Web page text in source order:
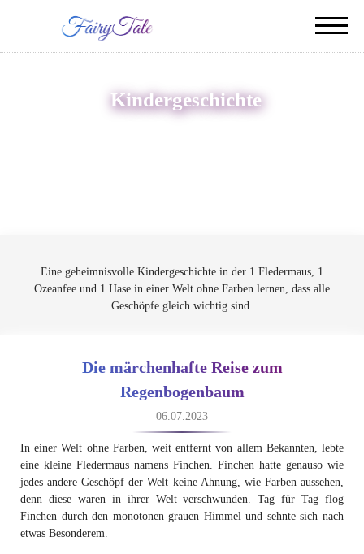
Kindergeschichte
Eine geheimnisvolle Kindergeschichte in der 1 Fledermaus, 1
Ozeanfee und 1 Hase in einer Welt ohne Farben lernen, dass alle
Geschöpfe gleich wichtig sind.
Die märchenhafte Reise zum
Regenbogenbaum
06.07.2023
In einer Welt ohne Farben, weit entfernt von allem Bekannten, lebte
eine kleine Fledermaus namens Finchen. Finchen hatte genauso wie
jedes andere Geschöpf der Welt keine Ahnung, wie Farben aussehen,
denn diese waren in ihrer Welt verschwunden. Tag für Tag flog
Finchen durch den monotonen grauen Himmel und sehnte sich nach
etwas Besonderem.